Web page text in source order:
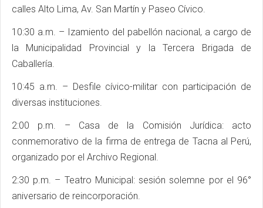
calles Alto Lima, Av. San Martín y Paseo Cívico.
10:30 a.m. – Izamiento del pabellón nacional, a cargo de
la Municipalidad Provincial y la Tercera Brigada de
Caballería.
10:45 a.m. – Desfile cívico-militar con participación de
diversas instituciones.
2:00 p.m. – Casa de la Comisión Jurídica: acto
conmemorativo de la firma de entrega de Tacna al Perú,
organizado por el Archivo Regional.
2:30 p.m. – Teatro Municipal: sesión solemne por el 96°
aniversario de reincorporación.